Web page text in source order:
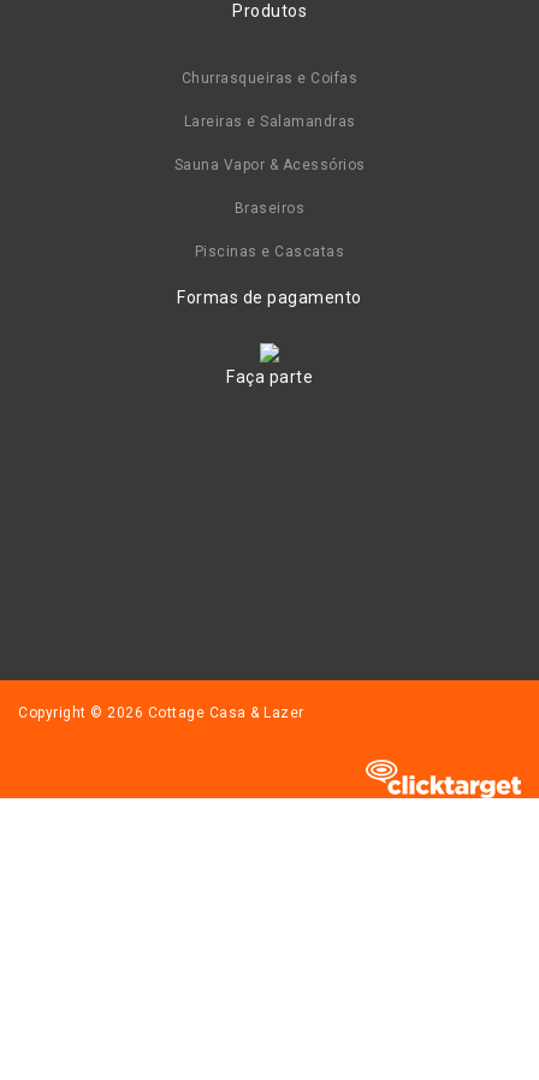
Produtos
Churrasqueiras e Coifas
Lareiras e Salamandras
Sauna Vapor & Acessórios
Braseiros
Piscinas e Cascatas
Formas de pagamento
Faça parte
Copyright © 2026 Cottage Casa & Lazer